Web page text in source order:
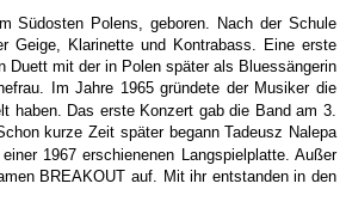
Südosten Polens, geboren. Nach der Schule
Geige, Klarinette und Kontrabass. Eine erste
Duett mit der in Polen später als Bluessängerin
Im Jahre 1965 gründete der Musiker die
haben. Das erste Konzert gab die Band am 3.
kurze Zeit später begann Tadeusz Nalepa
1967 erschienenen Langspielplatte. Außer
BREAKOUT auf. Mit ihr entstanden in den